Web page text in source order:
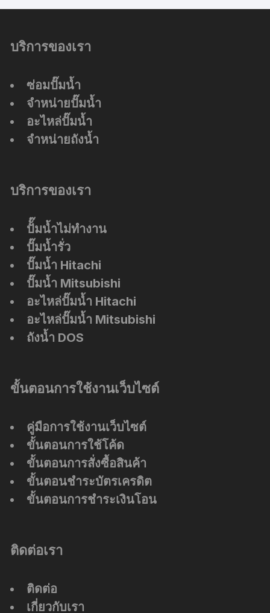
บริการของเรา
ซ่อมปั๊มน้ำ
จำหน่ายปั๊มน้ำ
อะไหล่ปั๊มน้ำ
จำหน่ายถังน้ำ
บริการของเรา
ปัั๊มน้ำไม่ทำงาน
ปั๊มน้ำรั่ว
ปั๊มน้ำ Hitachi
ปั๊มน้ำ Mitsubishi
อะไหล่ปั๊มน้ำ Hitachi
อะไหล่ปั๊มน้ำ Mitsubishi
ถังน้ำ DOS
ขั้นตอนการใช้งานเว็บไซต์
คู่มือการใช้งานเว็บไซต์
ขั้นตอนการใช้โค้ด
ขั้นตอนการสั่งซื้อสินค้า
ขั้นตอนชำระบัตรเครดิต
ขั้นตอนการชำระเงินโอน
ติดต่อเรา
ติดต่อ
เกี่ยวกับเรา